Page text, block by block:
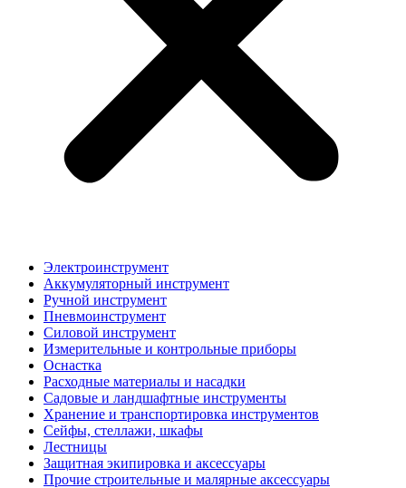
Электроинструмент
Аккумуляторный инструмент
Ручной инструмент
Пневмоинструмент
Силовой инструмент
Измерительные и контрольные приборы
Оснастка
Расходные материалы и насадки
Садовые и ландшафтные инструменты
Хранение и транспортировка инструментов
Сейфы, стеллажи, шкафы
Лестницы
Защитная экипировка и аксессуары
Прочие строительные и малярные аксессуары